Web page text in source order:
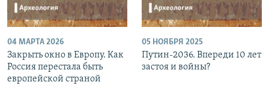
04 МАРТА 2026
Закрыть окно в Европу. Как
Россия перестала быть
европейской страной
05 НОЯБРЯ 2025
Путин-2036. Впереди 10 лет
застоя и войны?